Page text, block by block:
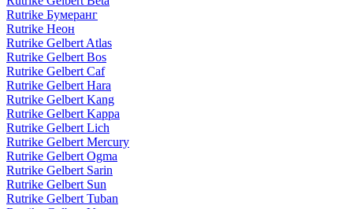
Rutrike Бумеранг
Rutrike Неон
Rutrike Gelbert Atlas
Rutrike Gelbert Bos
Rutrike Gelbert Caf
Rutrike Gelbert Hara
Rutrike Gelbert Kang
Rutrike Gelbert Kappa
Rutrike Gelbert Lich
Rutrike Gelbert Mercury
Rutrike Gelbert Ogma
Rutrike Gelbert Sarin
Rutrike Gelbert Sun
Rutrike Gelbert Tuban